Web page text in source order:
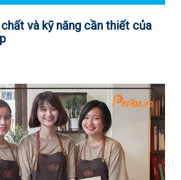
và kỹ năng cần thiết của